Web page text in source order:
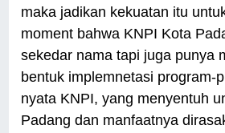
maka jadikan kekuatan itu
moment bahwa KNPI Kota
sekedar nama tapi juga punya
bentuk implemnetasi program-
nyata KNPI, yang menyentuh
Padang dan manfaatnya